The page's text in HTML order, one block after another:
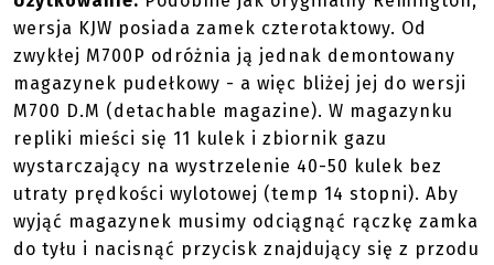
wersja KJW posiada zamek czterotaktowy. Od
zwykłej M700P odróżnia ją jednak demontowany
magazynek pudełkowy - a więc bliżej jej do wersji
M700 D.M (detachable magazine). W magazynku
repliki mieści się 11 kulek i zbiornik gazu
wystarczający na wystrzelenie 40-50 kulek bez
utraty prędkości wylotowej (temp 14 stopni). Aby
wyjąć magazynek musimy odciągnąć rączkę zamka
do tyłu i nacisnąć przycisk znajdujący się z przodu